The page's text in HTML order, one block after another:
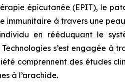
épicutanée (EPIT), le
à travers une peau
en rééduquant le
s’est engagée à
comprennent des études
à l’arachide.